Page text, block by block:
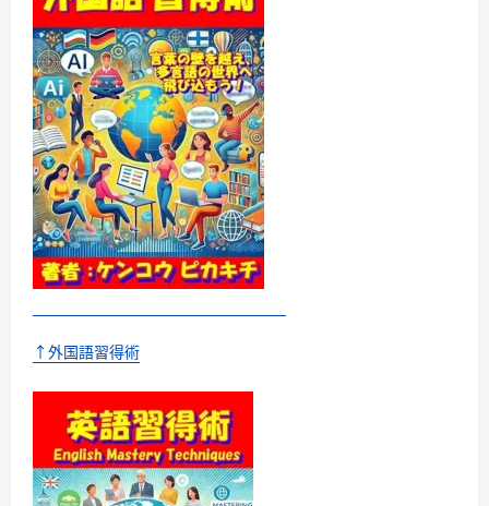
ド
中
学
英
語
編
聞
く
だ
け！
中
学
3
年
間
の
英
語
が
お
さ
る
ブ
ッ
ク
に
つ
い
↑外国語習得術